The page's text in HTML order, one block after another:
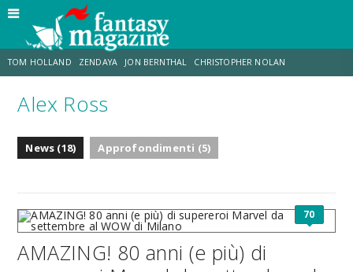
TOM HOLLAND ZENDAYA JON BERNTHAL CHRISTOPHER NOLAN
STRANIMONDI LUCCA COMICS & GAMES
Alex Ross
News (18) Approfondimenti (5)
70
AMAZING! 80 anni (e più) di